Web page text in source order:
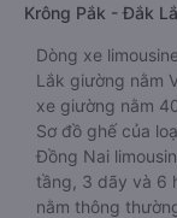
Krông Pắk - Đắk
Dòng xe
Lắk giường nằm
xe giường nằm
Sơ đồ ghế của
Đồng Nai
tầng, 3 dãy và 6
nằm thông